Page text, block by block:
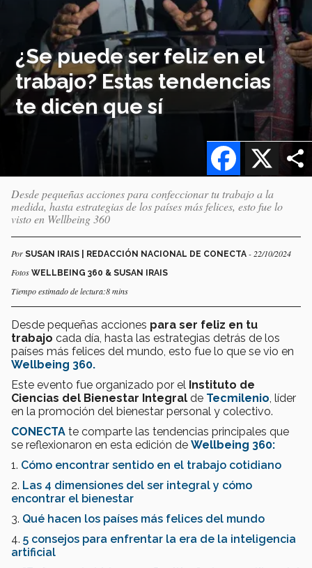
¿Se puede ser feliz en el
trabajo? Estas tendencias
te dicen que sí
X
Facebook
Desde pequeñas acciones para confeccionar tu trabajo a la
medida, hasta estrategias de los países más felices, esto fue lo
visto en Wellbeing 360
Por SUSAN IRAIS | REDACCIÓN NACIONAL DE CONECTA - 22/10/2024
Fotos WELLBEING 360 & SUSAN IRAIS
Tiempo estimado de lectura:8 mins
Desde pequeñas acciones para ser feliz en tu
trabajo cada día, hasta las estrategias detrás de los
países más felices del mundo, esto fue lo que se vio en
Wellbeing 360.
Este evento fue organizado por el Instituto de
Ciencias del Bienestar Integral de Tecmilenio , líder
en la promoción del bienestar personal y colectivo.
CONECTA te comparte las tendencias principales que
se reflexionaron en esta edición de Wellbeing 360:
1. Cómo encontrar sentido en el trabajo cotidiano
2. Las 4 dimensiones del ser integral y cómo
encontrar el bienestar
3. Qué hacen los países más felices del mundo
4. 5 consejos para enfrentar la era de la inteligencia
artificial